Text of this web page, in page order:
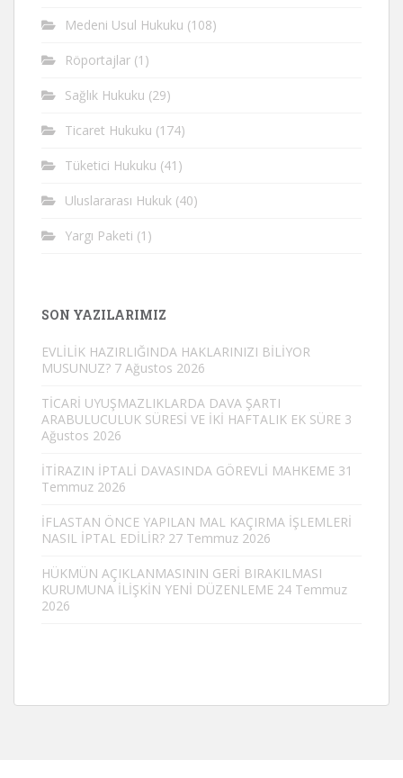
Medeni Usul Hukuku (108)
Röportajlar (1)
Sağlık Hukuku (29)
Ticaret Hukuku (174)
Tüketici Hukuku (41)
Uluslararası Hukuk (40)
Yargı Paketi (1)
SON YAZILARIMIZ
EVLİLİK HAZIRLIĞINDA HAKLARINIZI BİLİYOR
MUSUNUZ? 7 Ağustos 2026
TİCARİ UYUŞMAZLIKLARDA DAVA ŞARTI
ARABULUCULUK SÜRESİ VE İKİ HAFTALIK EK SÜRE 3
Ağustos 2026
İTİRAZIN İPTALİ DAVASINDA GÖREVLİ MAHKEME 31
Temmuz 2026
İFLASTAN ÖNCE YAPILAN MAL KAÇIRMA İŞLEMLERİ
NASIL İPTAL EDİLİR? 27 Temmuz 2026
HÜKMÜN AÇIKLANMASININ GERİ BIRAKILMASI
KURUMUNA İLİŞKİN YENİ DÜZENLEME 24 Temmuz
2026